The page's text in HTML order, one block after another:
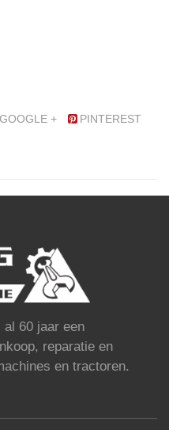
GOOGLE + PINTEREST
al 60 jaar een
reparatie en
en tractoren.